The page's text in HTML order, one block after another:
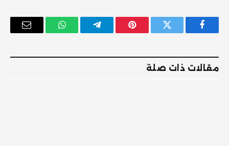
فيسبوك تويتر بينتيريستتيلقرام واتساب
البريد
مقالات ذات صلة